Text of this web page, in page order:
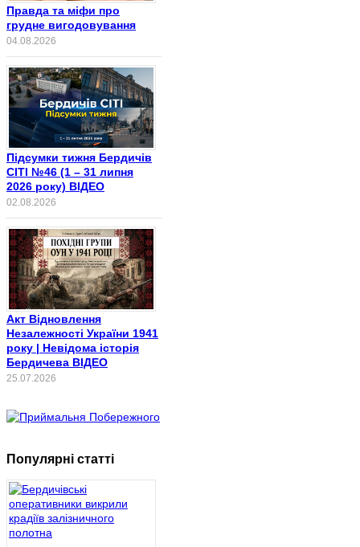
Правда та міфи про
грудне вигодовування
04.08.2026
Підсумки тижня Бердичів
СІТІ №46 (1 – 31 липня
2026 року) ВІДЕО
02.08.2026
Акт Відновлення
Незалежності України 1941
року | Невідома історія
Бердичева ВІДЕО
25.07.2026
Популярні статті